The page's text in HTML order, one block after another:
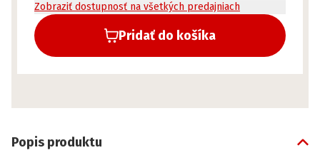
Pridať do košíka
Zobraziť dostupnosť na všetkých predajniach
Popis produktu